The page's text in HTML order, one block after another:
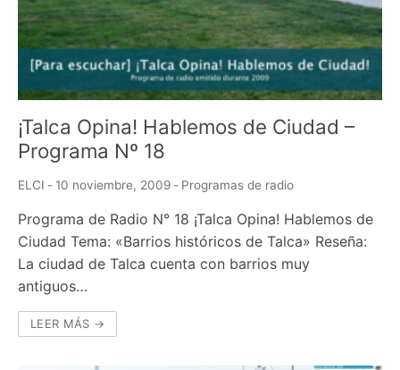
¡Talca Opina! Hablemos de Ciudad –
Programa Nº 18
ELCI - 10 noviembre, 2009 - Programas de radio
Programa de Radio N° 18 ¡Talca Opina! Hablemos de
Ciudad Tema: «Barrios históricos de Talca» Reseña:
La ciudad de Talca cuenta con barrios muy
antiguos…
LEER MÁS →